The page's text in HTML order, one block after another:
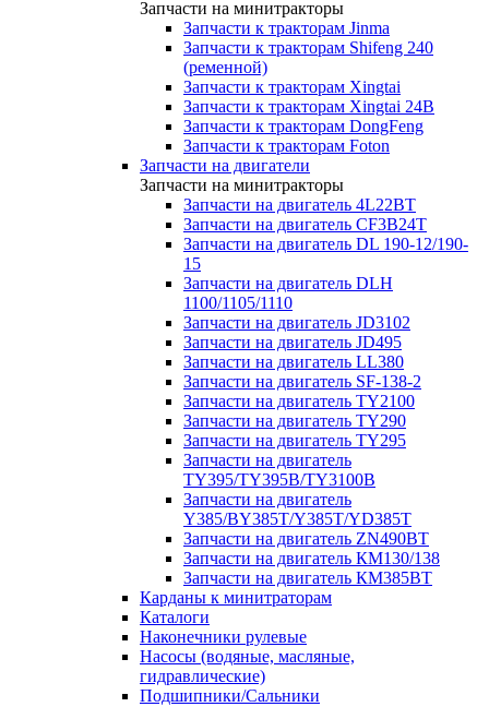
Запчасти на минитракторы
Запчасти к тракторам Jinma
Запчасти к тракторам Shifeng 240
(ременной)
Запчасти к тракторам Xingtai
Запчасти к тракторам Xingtai 24В
Запчасти к тракторам DongFeng
Запчасти к тракторам Foton
Запчасти на двигатели
Запчасти на минитракторы
Запчасти на двигатель 4L22BT
Запчасти на двигатель CF3B24T
Запчасти на двигатель DL 190-12/190-
15
Запчасти на двигатель DLH
1100/1105/1110
Запчасти на двигатель JD3102
Запчасти на двигатель JD495
Запчасти на двигатель LL380
Запчасти на двигатель SF-138-2
Запчасти на двигатель TY2100
Запчасти на двигатель TY290
Запчасти на двигатель TY295
Запчасти на двигатель
TY395/TY395В/TY3100В
Запчасти на двигатель
Y385/BY385T/Y385T/YD385T
Запчасти на двигатель ZN490BT
Запчасти на двигатель КМ130/138
Запчасти на двигатель КМ385ВТ
Карданы к минитраторам
Каталоги
Наконечники рулевые
Насосы (водяные, масляные,
гидравлические)
Подшипники/Сальники